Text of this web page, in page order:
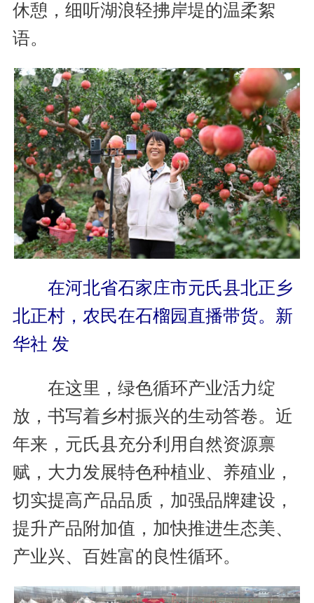
休憩，细听湖浪轻拂岸堤的温柔絮
语。
在河北省石家庄市元氏县北正乡
北正村，农民在石榴园直播带货。新
华社 发
在这里，绿色循环产业活力绽
放，书写着乡村振兴的生动答卷。近
年来，元氏县充分利用自然资源禀
赋，大力发展特色种植业、养殖业，
切实提高产品品质，加强品牌建设，
提升产品附加值，加快推进生态美、
产业兴、百姓富的良性循环。